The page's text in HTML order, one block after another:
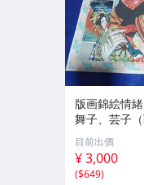
版画錦絵情
舞子、芸子（
目前出價
¥ 3,000
($649)